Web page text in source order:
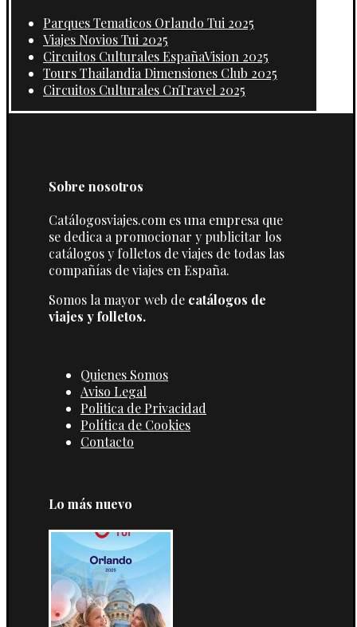
Parques Tematicos Orlando Tui 2025
Viajes Novios Tui 2025
Circuitos Culturales EspañaVision 2025
Tours Thailandia Dimensiones Club 2025
Circuitos Culturales CnTravel 2025
Sobre nosotros
Catálogosviajes.com es una empresa que
se dedica a promocionar y publicitar los
catálogos y folletos de viajes de todas las
compañías de viajes en España.
Somos la mayor web de catálogos de
viajes y folletos.
Quienes Somos
Aviso Legal
Politica de Privacidad
Política de Cookies
Contacto
Lo más nuevo